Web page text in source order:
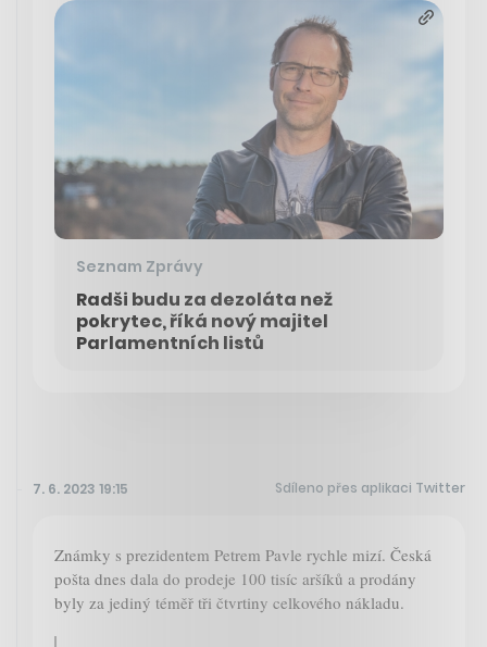
Seznam Zprávy
Radši budu za dezoláta než
pokrytec, říká nový majitel
Parlamentních listů
7. 6. 2023 19:15 Sdíleno přes aplikaci Twitter
Známky s prezidentem Petrem Pavle rychle mizí. Česká
pošta dnes dala do prodeje 100 tisíc aršíků a prodány
byly za jediný téměř tři čtvrtiny celkového nákladu.